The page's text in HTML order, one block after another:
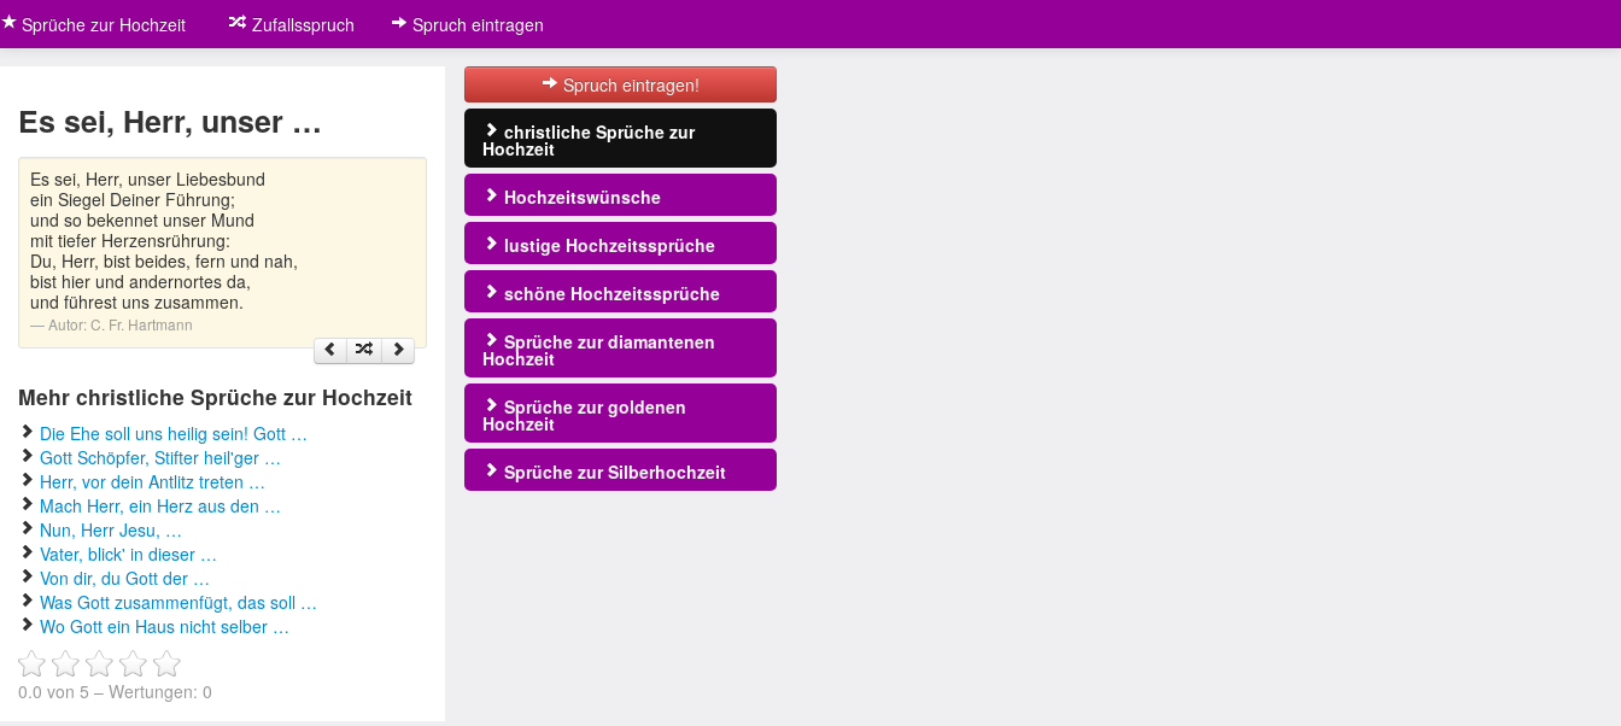
Sprüche zur Hochzeit Zufallsspruch Spruch eintragen
Es sei, Herr, unser …
Es sei, Herr, unser Liebesbund
ein Siegel Deiner Führung;
und so bekennet unser Mund
mit tiefer Herzensrührung:
Du, Herr, bist beides, fern und nah,
bist hier und andernortes da,
und führest uns zusammen.
Autor:C. Fr. Hartmann
Mehr christliche Sprüche zur Hochzeit
Die Ehe soll uns heilig sein! Gott …
Gott Schöpfer, Stifter heil'ger …
Herr, vor dein Antlitz treten …
Mach Herr, ein Herz aus den …
Nun, Herr Jesu, …
Vater, blick' in dieser …
Von dir, du Gott der …
Was Gott zusammenfügt, das soll …
Wo Gott ein Haus nicht selber …
0.0 von 5 – Wertungen: 0
Spruch eintragen!
christliche Sprüche zur
Hochzeit
Hochzeitswünsche
lustige Hochzeitssprüche
schöne Hochzeitssprüche
Sprüche zur diamantenen
Hochzeit
Sprüche zur goldenen
Hochzeit
Sprüche zur Silberhochzeit